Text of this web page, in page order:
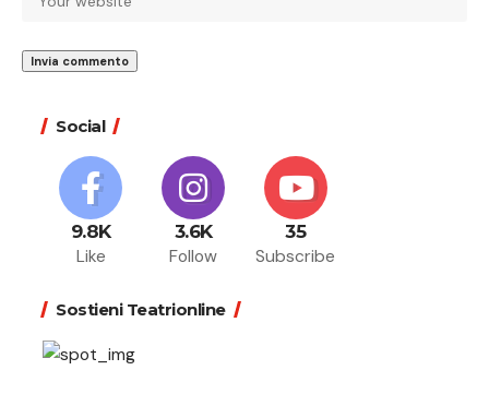
Social
9.8K
Like
3.6K
Follow
35
Subscribe
Sostieni Teatrionline